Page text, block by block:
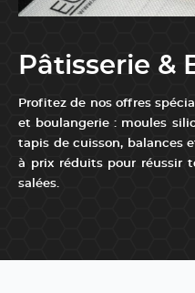
Pâtisserie &
Profitez de nos offres
et boulangerie : moules
tapis de cuisson, balances
à prix réduits pour réussir
salées.